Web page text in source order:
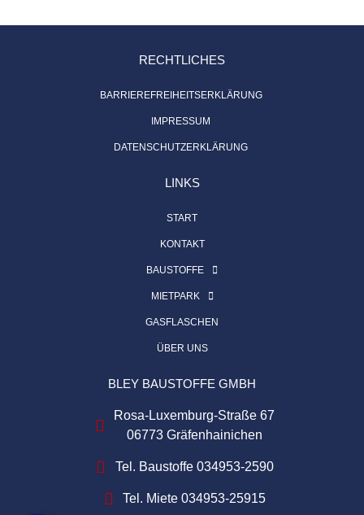
RECHTLICHES
BARRIEREFREIHEITSERKLÄRUNG
IMPRESSUM
DATENSCHUTZERKLÄRUNG
LINKS
START
KONTAKT
BAUSTOFFE
MIETPARK
GASFLASCHEN
ÜBER UNS
BLEY BAUSTOFFE GMBH
Rosa-Luxemburg-Straße 67
06773 Gräfenhainichen
Tel. Baustoffe 034953-2590
Tel. Miete 034953-25915